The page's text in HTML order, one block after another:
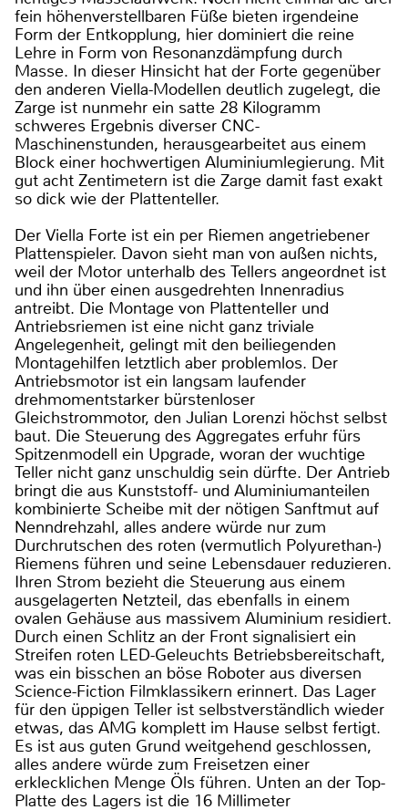
fein höhenverstellbaren Füße bieten irgendeine
Form der Entkopplung, hier dominiert die reine
Lehre in Form von Resonanzdämpfung durch
Masse. In dieser Hinsicht hat der Forte gegenüber
den anderen Viella-Modellen deutlich zugelegt, die
Zarge ist nunmehr ein satte 28 Kilogramm
schweres Ergebnis diverser CNC-
Maschinenstunden, herausgearbeitet aus einem
Block einer hochwertigen Aluminiumlegierung. Mit
gut acht Zentimetern ist die Zarge damit fast exakt
so dick wie der Plattenteller.
Der Viella Forte ist ein per Riemen angetriebener
Plattenspieler. Davon sieht man von außen nichts,
weil der Motor unterhalb des Tellers angeordnet ist
und ihn über einen ausgedrehten Innenradius
antreibt. Die Montage von Plattenteller und
Antriebsriemen ist eine nicht ganz triviale
Angelegenheit, gelingt mit den beiliegenden
Montagehilfen letztlich aber problemlos. Der
Antriebsmotor ist ein langsam laufender
drehmomentstarker bürstenloser
Gleichstrommotor, den Julian Lorenzi höchst selbst
baut. Die Steuerung des Aggregates erfuhr fürs
Spitzenmodell ein Upgrade, woran der wuchtige
Teller nicht ganz unschuldig sein dürfte. Der Antrieb
bringt die aus Kunststoff- und Aluminiumanteilen
kombinierte Scheibe mit der nötigen Sanftmut auf
Nenndrehzahl, alles andere würde nur zum
Durchrutschen des roten (vermutlich Polyurethan-)
Riemens führen und seine Lebensdauer reduzieren.
Ihren Strom bezieht die Steuerung aus einem
ausgelagerten Netzteil, das ebenfalls in einem
ovalen Gehäuse aus massivem Aluminium residiert.
Durch einen Schlitz an der Front signalisiert ein
Streifen roten LED-Geleuchts Betriebsbereitschaft,
was ein bisschen an böse Roboter aus diversen
Science-Fiction Filmklassikern erinnert. Das Lager
für den üppigen Teller ist selbstverständlich wieder
etwas, das AMG komplett im Hause selbst fertigt.
Es ist aus guten Grund weitgehend geschlossen,
alles andere würde zum Freisetzen einer
erklecklichen Menge Öls führen. Unten an der Top-
Platte des Lagers ist die 16 Millimeter